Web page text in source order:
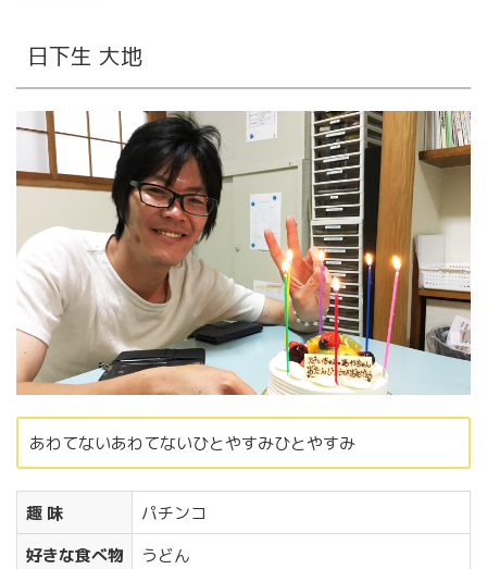
会社概要
スタッフ紹介
採用情報
採用の流れ
採用情報
採用エントリーフォーム
お問い合わせ
お知らせ
日下生 大地
あわてないあわてないひとやすみひとやすみ
趣 味 パチンコ
好きな食べ物 うどん